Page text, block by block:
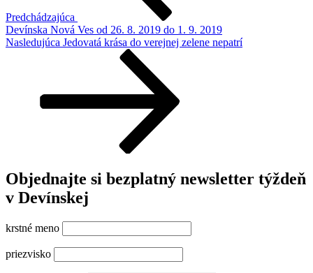
Predchádzajúca
Devínska Nová Ves od 26. 8. 2019 do 1. 9. 2019
Ďalší
Nasledujúca Jedovatá krása do verejnej zelene nepatrí
Objednajte si bezplatný newsletter týždeň
v Devínskej
krstné meno
priezvisko